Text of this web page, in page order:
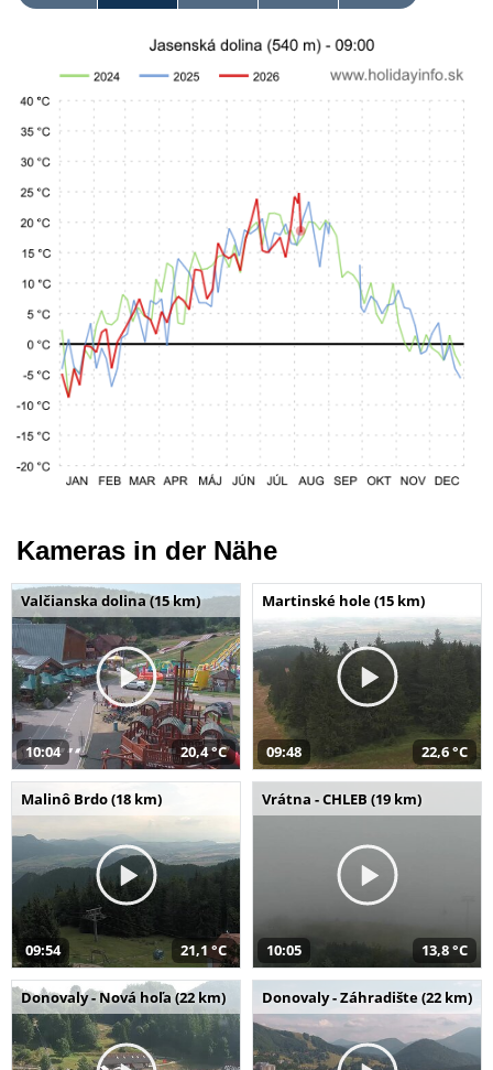
Kameras in der Nähe
Valčianska dolina (15 km)
10:04 20,4 °C
Martinské hole (15 km)
09:48 22,6 °C
Malinô Brdo (18 km)
09:54 21,1 °C
Vrátna - CHLEB (19 km)
10:05 13,8 °C
Donovaly - Nová hoľa (22 km) Donovaly - Záhradište (22 km)